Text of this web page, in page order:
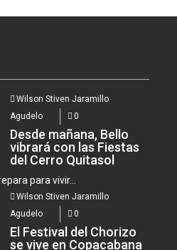
Wilson Stiven Jaramillo
Agudelo
0
Desde mañana, Bello
vibrará con las Fiestas
del Cerro Quitasol
para vivir...
Wilson Stiven Jaramillo
Agudelo
0
El Festival del Chorizo
se vive en Copacabana